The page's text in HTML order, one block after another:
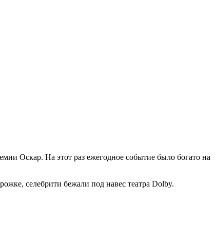
Оскар. На этот раз ежегодное событие было богато на
селебрити бежали под навес театра Dolby.